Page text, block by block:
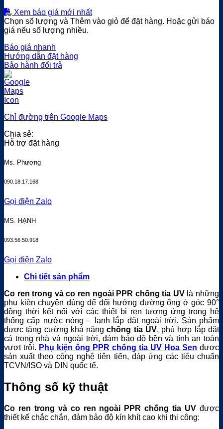
Xem báo giá mới nhất
Chọn số lượng và Thêm vào giỏ để đặt hàng. Hoặc gửi báo
giá nếu số lượng nhiều.
Báo giá nhanh
Hướng dẫn đặt hàng
Bảo hành đổi trả
Chỉ đường trên Google Maps
Chia sẻ:
Hỗ trợ đặt hàng
Ms. Phượng
090.18.17.168
Gọi điện Zalo
MS. HẠNH
093.56.50.918
Gọi điện Zalo
Chi tiết sản phẩm
Co ren trong và co ren ngoài PPR chống tia UVlà những
phụ kiện chuyên dùng để đổi hướng đường ống ở góc 90°
đồng thời kết nối với các thiết bị ren tương ứng trong hệ
thống cấp nước nóng – lạnh lắp đặt ngoài trời. Sản phẩm
được tăng cường khả năngchống tia UV, phù hợp lắp đặt
cả trong nhà và ngoài trời, đảm bảo độ bền và tính an toàn
vượt trội. Phụ kiện ống PPR chống tia UV Hoa Sen được
sản xuất theo công nghệ tiên tiến, đáp ứng các tiêu chuẩn
TCVN/ISO và DIN quốc tế.
Thông số kỹ thuật
Co ren trong và co ren ngoài PPR chống tia UV được
thiết kế chắc chắn, đảm bảo độ kín khít cao khi thi công: